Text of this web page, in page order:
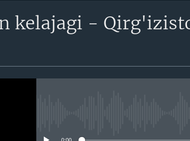
Obuna bo'ling
kelajagi -